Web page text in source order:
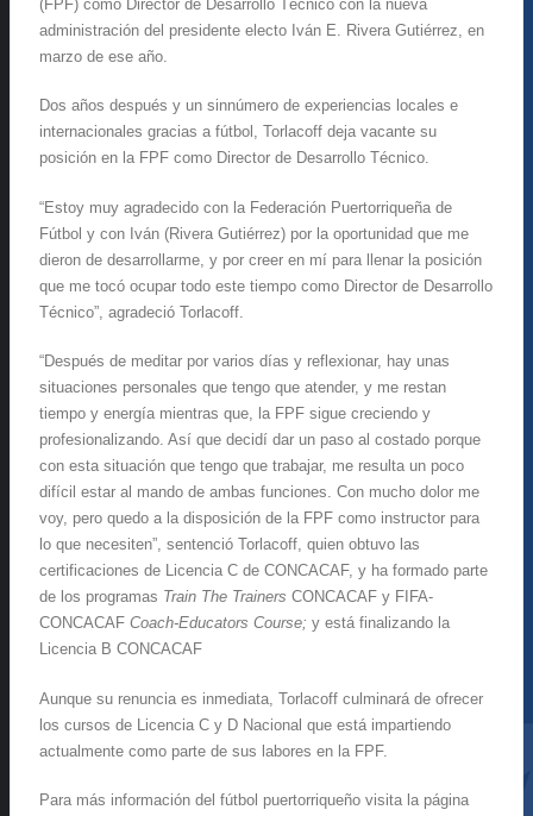
(FPF) como Director de Desarrollo Técnico con la nueva
administración del presidente electo Iván E. Rivera Gutiérrez, en
marzo de ese año.
Dos años después y un sinnúmero de experiencias locales e
internacionales gracias a fútbol, Torlacoff deja vacante su
posición en la FPF como Director de Desarrollo Técnico.
“Estoy muy agradecido con la Federación Puertorriqueña de
Fútbol y con Iván (Rivera Gutiérrez) por la oportunidad que me
dieron de desarrollarme, y por creer en mí para llenar la posición
que me tocó ocupar todo este tiempo como Director de Desarrollo
Técnico”, agradeció Torlacoff.
“Después de meditar por varios días y reflexionar, hay unas
situaciones personales que tengo que atender, y me restan
tiempo y energía mientras que, la FPF sigue creciendo y
profesionalizando. Así que decidí dar un paso al costado porque
con esta situación que tengo que trabajar, me resulta un poco
difícil estar al mando de ambas funciones. Con mucho dolor me
voy, pero quedo a la disposición de la FPF como instructor para
lo que necesiten”, sentenció Torlacoff, quien obtuvo las
certificaciones de Licencia C de CONCACAF, y ha formado parte
de los programas Train The Trainers CONCACAF y FIFA-
CONCACAF Coach-Educators Course; y está finalizando la
Licencia B CONCACAF
Aunque su renuncia es inmediata, Torlacoff culminará de ofrecer
los cursos de Licencia C y D Nacional que está impartiendo
actualmente como parte de sus labores en la FPF.
Para más información del fútbol puertorriqueño visita la página